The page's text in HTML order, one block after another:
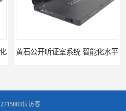
室系统 智能化水平
2715083位访客